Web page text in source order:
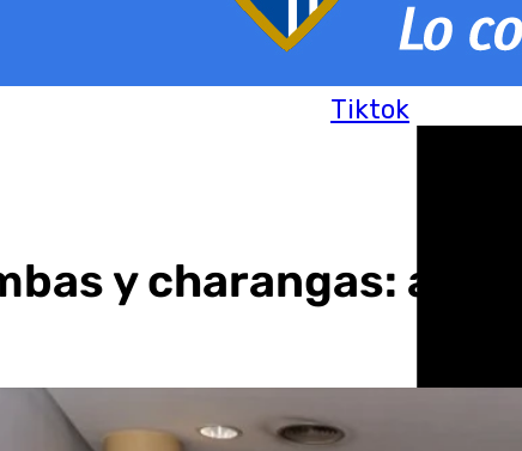
Tiktok
y charangas: así